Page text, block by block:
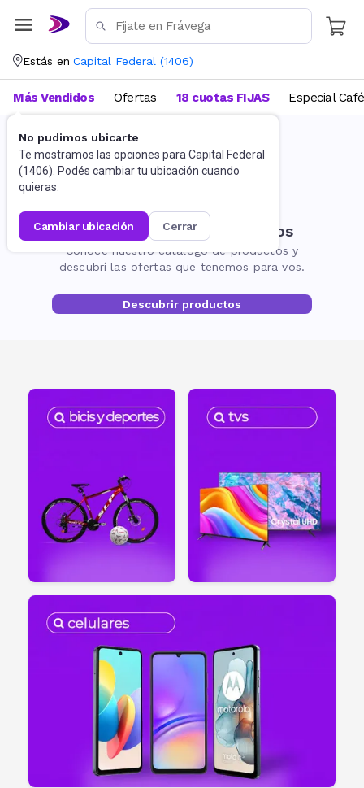
Estás en Capital Federal (1406)
No pudimos ubicarte
Te mostramos las opciones para Capital Federal
(1406). Podés cambiar tu ubicación cuando
quieras.
cambiar ubicación cerrar
Más Vendidos Ofertas 18 cuotas FIJAS Especial Café
No encontramos resultados
Conocé nuestro catálogo de productos y
descubrí las ofertas que tenemos para vos.
Descubrir productos